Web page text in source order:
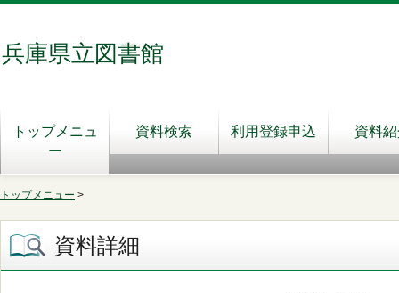
兵庫県立図書館
トップメニュ
ー
資料検索 利用登録申込 資料
トップメニュー >
資料詳細